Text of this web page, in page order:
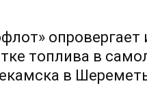
топлива в
в